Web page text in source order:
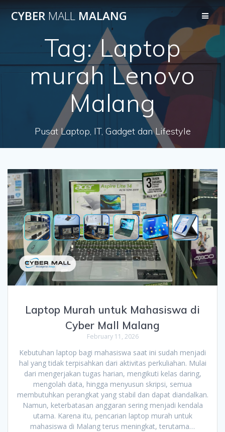
to
content
CYBER MALL MALANG
Tag:Laptop
murah Lenovo
Malang
Pusat Laptop, IT, Gadget dan Lifestyle
Laptop Murah untuk Mahasiswa di
Cyber Mall Malang
February 11, 2026
Kebutuhan laptop bagi mahasiswa saat ini sudah menjadi
hal yang tidak terpisahkan dari aktivitas perkuliahan. Mulai
dari mengerjakan tugas harian, mengikuti kelas daring,
mengolah data, hingga menyusun skripsi, semua
membutuhkan perangkat yang stabil dan dapat diandalkan.
Namun, keterbatasan anggaran sering menjadi kendala
utama. Karena itu, pencarian laptop murah untuk
mahasiswa di Malang terus meningkat, terutama…